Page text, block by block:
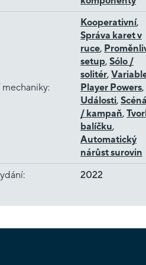
mechaniky:
Kooperativní,
Správa karet v
ruce,
setup, Sólo /
solitér,
Player Powers,
Události,
/ kampaň,
balíčku,
Automatický
nárůst surovin
: 2022